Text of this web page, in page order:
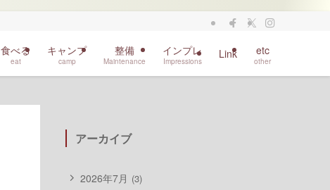
食べる
eat
キャンプ
camp
整備
Maintenance
インプレ
Impressions
Link etc
other
アーカイブ
2026年7月 (3)